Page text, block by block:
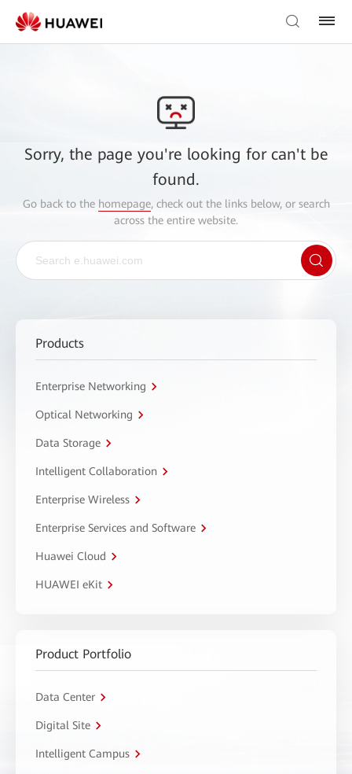
Sorry, the page you're looking for can't be
found.
Go back to the homepage, check out the links below, or search
across the entire website.
Products
Enterprise Networking
Optical Networking
Data Storage
Intelligent Collaboration
Enterprise Wireless
Enterprise Services and Software
Huawei Cloud
HUAWEI eKit
Product Portfolio
Data Center
Digital Site
Intelligent Campus